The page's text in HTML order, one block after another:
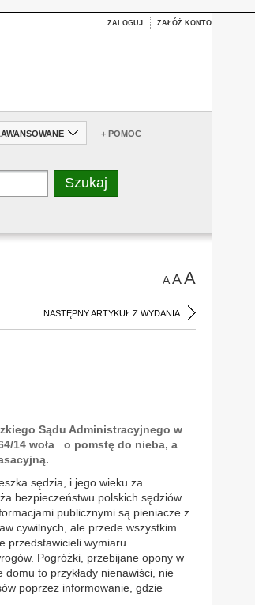
ZALOGUJ ZAŁÓŻ KONTO
+ POMOC
AAA
NASTĘPNY ARTYKUŁ Z WYDANIA
Sądu Administracyjnego w
14 woła o pomstę do nieba, a
sędzia, i jego wieku za
bezpieczeństwu polskich sędziów.
publicznymi są pieniacze z
cywilnych, ale przede wszystkim
przedstawicieli wymiaru
Pogróżki, przebijane opony w
to przykłady nienawiści, nie
poprzez informowanie, gdzie